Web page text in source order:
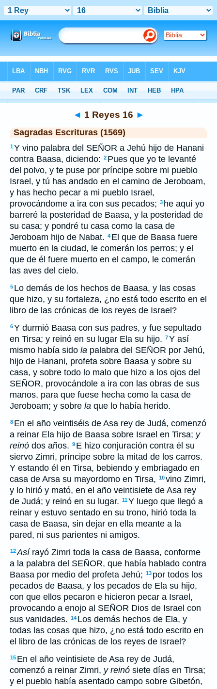
>SEV> 1 Reyes 16
◄ 1 Reyes 16 ►
Sagradas Escrituras (1569)
1Y vino palabra del SEÑOR a Jehú hijo de Hanani
contra Baasa, diciendo: 2 Pues que yo te levanté
del polvo, y te puse por príncipe sobre mi pueblo
Israel, y tú has andado en el camino de Jeroboam,
y has hecho pecar a mi pueblo Israel,
provocándome a ira con sus pecados; 3 he aquí yo
barreré la posteridad de Baasa, y la posteridad de
su casa; y pondré tu casa como la casa de
Jeroboam hijo de Nabat. 4 El que de Baasa fuere
muerto en la ciudad, le comerán los perros; y el
que de él fuere muerto en el campo, le comerán
las aves del cielo.
5 Lo demás de los hechos de Baasa, y las cosas
que hizo, y su fortaleza, ¿no está todo escrito en el
libro de las crónicas de los reyes de Israel?
6Y durmió Baasa con sus padres, y fue sepultado
en Tirsa; y reinó en su lugar Ela su hijo. 7Y así
mismo había sido la palabra del SEÑOR por Jehú,
hijo de Hanani, profeta sobre Baasa y sobre su
casa, y sobre todo lo malo que hizo a los ojos del
SEÑOR, provocándole a ira con las obras de sus
manos, para que fuese hecha como la casa de
Jeroboam; y sobre la que lo había herido.
8 En el año veintiséis de Asa rey de Judá, comenzó
a reinar Ela hijo de Baasa sobre Israel en Tirsa; y
reinó dos años. 9 E hizo conjuración contra él su
siervo Zimri, príncipe sobre la mitad de los carros.
Y estando él en Tirsa, bebiendo y embriagado en
casa de Arsa su mayordomo en Tirsa, 10vino Zimri,
y lo hirió y mató, en el año veintisiete de Asa rey
de Judá; y reinó en su lugar. 11Y luego que llegó a
reinar y estuvo sentado en su trono, hirió toda la
casa de Baasa, sin dejar en ella meante a la
pared, ni sus parientes ni amigos.
12Asírayó Zimri toda la casa de Baasa, conforme
a la palabra del SEÑOR, que había hablado contra
Baasa por medio del profeta Jehú; 13 por todos los
pecados de Baasa, y los pecados de Ela su hijo,
con que ellos pecaron e hicieron pecar a Israel,
provocando a enojo al SEÑOR Dios de Israel con
sus vanidades. 14 Los demás hechos de Ela, y
todas las cosas que hizo, ¿no está todo escrito en
el libro de las crónicas de los reyes de Israel?
15 En el año veintisiete de Asa rey de Judá,
comenzó a reinar Zimri, y reinó siete días en Tirsa;
y el pueblo había asentado campo sobre Gibetón,